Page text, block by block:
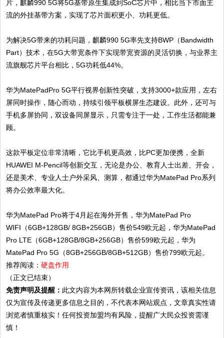
片，麒麟990 5G将5G基带原生集成到SoC芯片中，相比当下市面主
流的外挂基带方案，实现了芯片面积更小、功耗更低。
为解决5G带来的功耗问题，麒麟990 5G率先支持BWP（Bandwidth
Part）技术，在5G大带宽条件下实现带宽资源的灵活切换，与业界主
流旗舰芯片平台相比，5G功耗低44%。
华为MatePadPro 5G平行视界创新性突破，支持3000+款应用，左右
屏同时操作，随心而动，持续引领平板横屏生态建设。此外，还可与
手机多屏协同，双设备同屏显示，只需专注于一处，工作生活都能兼
顾。
这款平板定位非常清晰，它比手机更高效，比PC更加便携，全新
HUAWEI M-Pencil等创新交互，无论是办公、教育人士出差、开会，
还是美术、专业人士户外采风、测算，都通过华为MatePad Pro系列
将办公效率最大化。
华为MatePad Pro将于4月起在海外开售，华为MatePad Pro
WIFI（6GB+128GB/ 8GB+256GB）售价549欧元起，华为MatePad
Pro LTE（6GB+128GB/8GB+256GB）售价599欧元起，华为
MatePad Pro 5G（8GB+256GB/8GB+512GB）售价799欧元起。
推荐阅读：硬盘作用
（正文已结束）
免责声明及提醒： 此文内容为本网所转载企业宣传资讯，该相关信息
仅为宣传及传递更多信息之目的，不代表本网站观点，文章真实性请
浏览者慎重核实！任何投资加盟均有风险，提醒广大民众投资需谨
慎！